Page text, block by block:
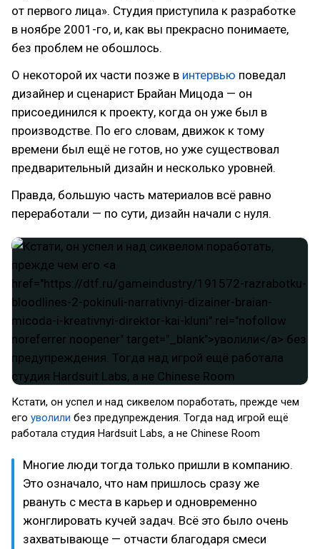
от первого лица». Студия приступила к разработке
в ноябре 2001-го, и, как вы прекрасно понимаете,
без проблем не обошлось.
О некоторой их части позже в интервью поведал
дизайнер и сценарист Брайан Мицода — он
присоединился к проекту, когда он уже был в
производстве. По его словам, движок к тому
времени был ещё не готов, но уже существовал
предварительный дизайн и несколько уровней.
Правда, большую часть материалов всё равно
переработали — по сути, дизайн начали с нуля.
Кстати, он успел и над сиквелом поработать, прежде чем
его уволили без предупреждения. Тогда над игрой ещё
работала студия Hardsuit Labs, а не Chinese Room
Многие люди тогда только пришли в компанию.
Это означало, что нам пришлось сразу же
рвануть с места в карьер и одновременно
жонглировать кучей задач. Всё это было очень
захватывающе — отчасти благодаря смеси